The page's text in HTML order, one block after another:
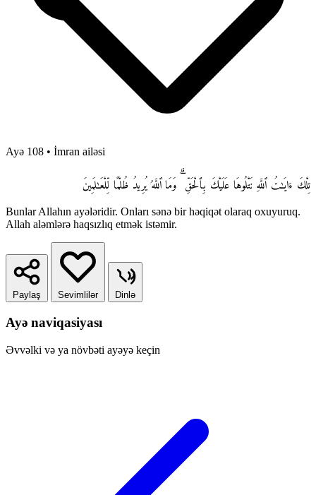
Ayə 108 • İmran ailəsi
تِلْكَ ءَايَـٰتُ ٱللَّهِ نَتْلُوهَا عَلَيْكَ بِٱلْحَقِّ ۗ وَمَا ٱللَّهُ يُرِيدُ ظُلْمًا لِّلْعَـٰلَمِينَ
Bunlar Allahın ayələridir. Onları sənə bir həqiqət olaraq oxuyuruq.
Allah aləmlərə haqsızlıq etmək istəmir.
Paylaş Sevimlilər Dinlə
Ayə naviqasiyası
Əvvəlki və ya növbəti ayəyə keçin